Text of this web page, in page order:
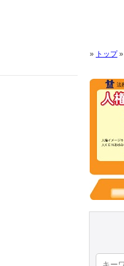
» トップ»
検